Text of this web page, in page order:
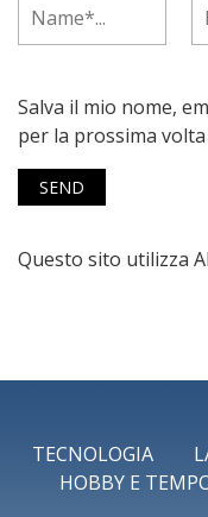
Salva il mio nome,
per la prossima
Questo sito utilizza
TECNOLOGIA
HOBBY E